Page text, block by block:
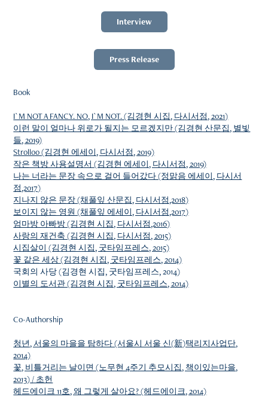
Interview
Press Release
Book
I`M NOT A FANCY. NO, I`M NOT. (김경현 시집, 다시서점, 2021)
이런 말이 얼마나 위로가 될지는 모르겠지만 (김경현 산문집, 별빛
들, 2019)
Stroll00 (김경현 에세이, 다시서점, 2019)
작은 책방 사용설명서 (김경현 에세이, 다시서점, 2019)
나는 너라는 문장 속으로 걸어 들어갔다 (정맑음 에세이, 다시서
점,2017)
지나지 않은 문장 (채풀잎 산문집, 다시서점,2018)
보이지 않는 영원 (채풀잎 에세이, 다시서점,2017)
엄마방 아빠방 (김경현 시집, 다시서점,2016)
사랑의 재건축 (김경현 시집, 다시서점, 2015)
시집살이 (김경현 시집, 굿타임프레스, 2015)
꽃 같은 세상 (김경현 시집, 굿타임프레스, 2014)
국회의 사당 (김경현 시집, 굿타임프레스, 2014)
이별의 도서관 (김경현 시집, 굿타임프레스, 2014)
Co-Authorship
청년, 서울의 마을을 탐하다 (서울시 서울 신(新)택리지사업단,
2014)
꽃, 비틀거리는 날이면 (노무현 4주기 추모시집, 책이있는마을,
2013) / 초헌
헤드에이크 11호, 왜 그렇게 살아요? (헤드에이크, 2014)